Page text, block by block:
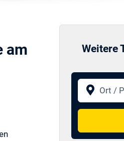
am
Weitere
Ort / PLZ
Suchen